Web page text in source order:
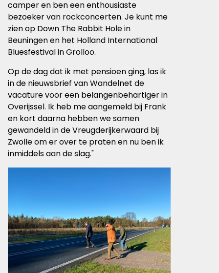
camper en ben een enthousiaste
bezoeker van rockconcerten. Je kunt me
zien op Down The Rabbit Hole in
Beuningen en het Holland International
Bluesfestival in Grolloo.
Op de dag dat ik met pensioen ging, las ik
in de nieuwsbrief van Wandelnet de
vacature voor een belangenbehartiger in
Overijssel. Ik heb me aangemeld bij Frank
en kort daarna hebben we samen
gewandeld in de Vreugderijkerwaard bij
Zwolle om er over te praten en nu ben ik
inmiddels aan de slag."